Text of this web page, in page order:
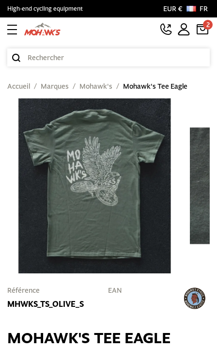
High-end cycling equipment EUR €
FR
2
Accueil Marques Mohawk's Mohawk's Tee Eagle
Référence
MHWKS_TS_OLIVE_S
EAN
MOHAWK'S TEE EAGLE